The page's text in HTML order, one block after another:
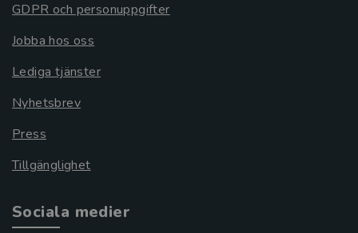
GDPR och personuppgifter
Jobba hos oss
Lediga tjänster
Nyhetsbrev
Press
Tillgänglighet
Sociala medier